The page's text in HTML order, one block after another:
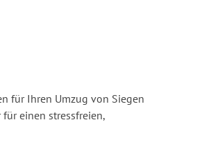
für Ihren Umzug von Siegen
einen stressfreien,